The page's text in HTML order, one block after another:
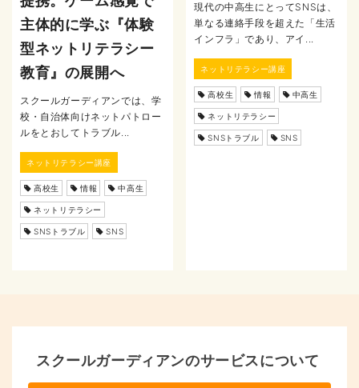
主体的に学ぶ『体験
型ネットリテラシー
教育』の展開へ
スクールガーディアンでは、学
校・自治体向けネットパトロー
ルをとおしてトラブル...
ネットリテラシー講座
高校生 情報 中高生
ネットリテラシー
SNSトラブル SNS
現代の中高生にとってSNSは、
単なる連絡手段を超えた「生活
インフラ」であり、アイ...
ネットリテラシー講座
高校生 情報 中高生
ネットリテラシー
SNSトラブル SNS
スクールガーディアンのサービスについて